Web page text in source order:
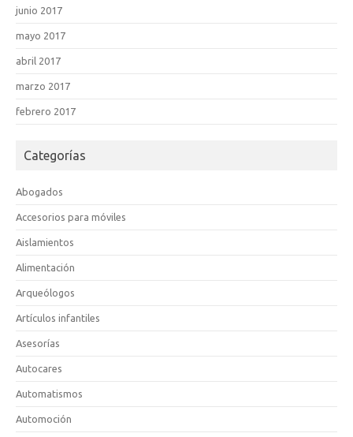
junio 2017
mayo 2017
abril 2017
marzo 2017
febrero 2017
Categorías
Abogados
Accesorios para móviles
Aislamientos
Alimentación
Arqueólogos
Artículos infantiles
Asesorías
Autocares
Automatismos
Automoción